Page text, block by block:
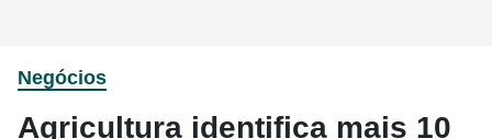
Negócios
Agricultura identifica mais 10